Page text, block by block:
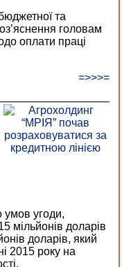
та
головам
оплати праці
=>>>=
умов угоди,
мільйонів доларів
доларів, який
2015 року на